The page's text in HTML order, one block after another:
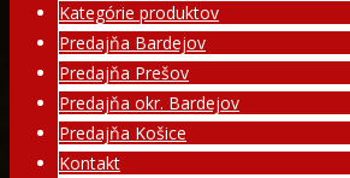
Kategórie produktov
Predajňa Bardejov
Predajňa Prešov
Predajňa okr. Bardejov
Predajňa Košice
Kontakt